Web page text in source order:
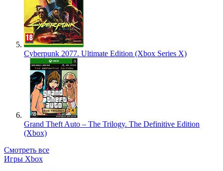
Cyberpunk 2077. Ultimate Edition (Xbox Series X)
Grand Theft Auto – The Trilogy. The Definitive Edition
(Xbox)
Смотреть все
Игры Xbox